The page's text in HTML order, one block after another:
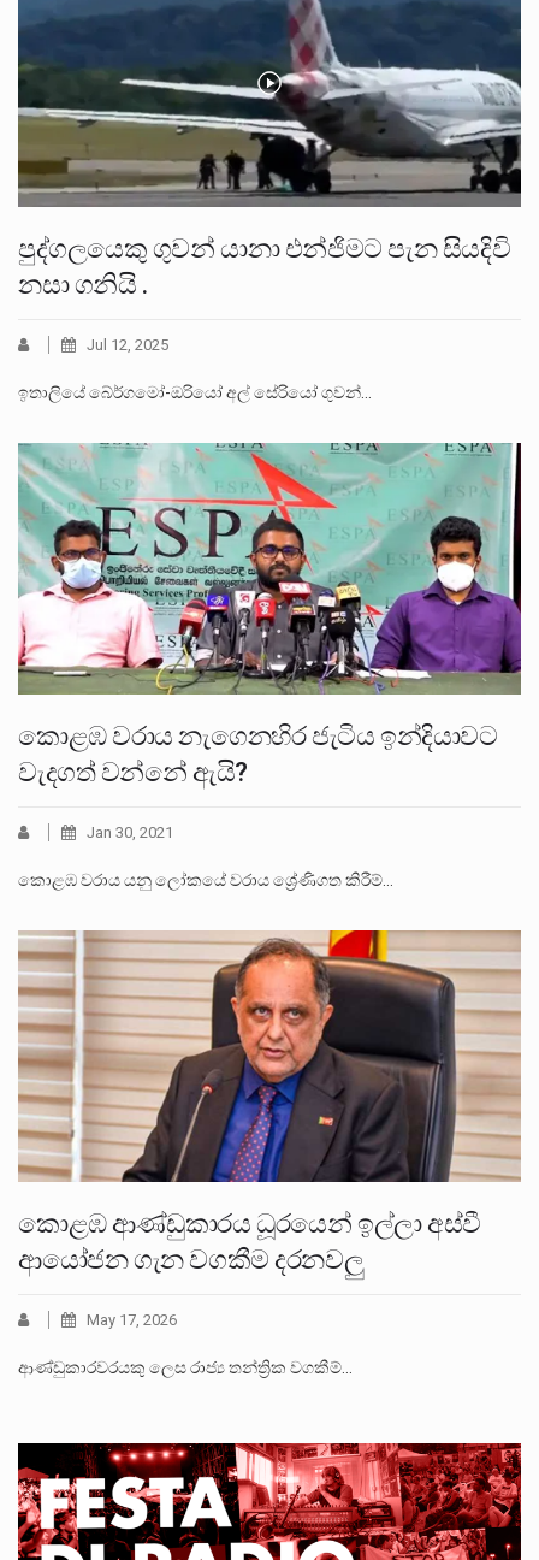
පුද්ගලයෙකු ගුවන් යානා එන්ජිමට පැන සියදිවි
නසා ගනියි .
Jul 12, 2025
ඉතාලියේ බේර්ගමෝ-ඔරියෝ අල් සේරියෝ ගුවන්…
කොළඹ වරාය නැගෙනහිර ජැටිය ඉන්දියාවට
වැදගත් වන්නේ ඇයි?
Jan 30, 2021
කොළඹ වරාය යනු ලෝකයේ වරාය ශ්‍රේණිගත කිරීම්…
කොළඹ ආණ්ඩුකාරය ධූරයෙන් ඉල්ලා අස්වී
ආයෝජන ගැන වගකීම දරනවලු
May 17, 2026
ආණ්ඩුකාරවරයකු ලෙස රාජ්‍ය තන්ත්‍රික වගකීම්…